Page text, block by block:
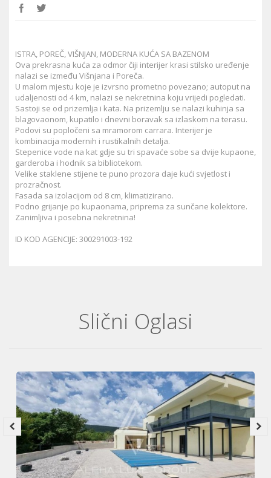
ISTRA, POREČ, VIŠNJAN, MODERNA KUĆA SA BAZENOM
Ova prekrasna kuća za odmor čiji interijer krasi stilsko uređenje
nalazi se između Višnjana i Poreča.
U malom mjestu koje je izvrsno prometno povezano; autoput na
udaljenosti od 4 km, nalazi se nekretnina koju vrijedi pogledati.
Sastoji se od prizemlja i kata. Na prizemlju se nalazi kuhinja sa
blagovaonom, kupatilo i dnevni boravak sa izlaskom na terasu.
Podovi su popločeni sa mramorom carrara. Interijer je
kombinacija modernih i rustikalnih detalja.
Stepenice vode na kat gdje su tri spavaće sobe sa dvije kupaone,
garderoba i hodnik sa bibliotekom.
Velike staklene stijene te puno prozora daje kući svjetlost i
prozračnost.
Fasada sa izolacijom od 8 cm, klimatizirano.
Podno grijanje po kupaonama, priprema za sunčane kolektore.
Zanimljiva i posebna nekretnina!
ID KOD AGENCIJE: 300291003-192
Slični Oglasi